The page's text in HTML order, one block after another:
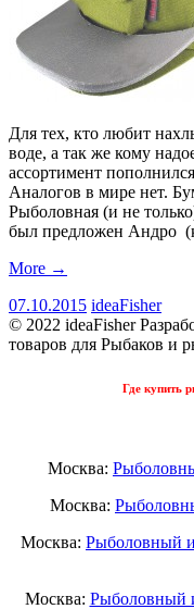
Для тех, кто любит
воде, а так же кому
ассортимент
Аналогов в мире нет.
Рыболовная (и не
был предложен Андро
More →
07.10.2015 ideaFisher
© 2022 ideaFisher
товаров для Рыбаков и
Где купить
Москва:
Москва:
Москва: Рыболовный
Москва: Рыболовный